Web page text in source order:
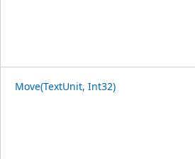
Move(TextUnit, Int32)